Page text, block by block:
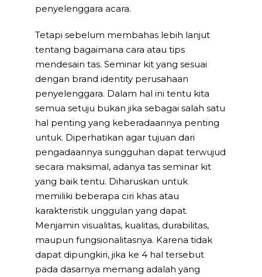
penyelenggara acara.
Tetapi sebelum membahas lebih lanjut
tentang bagaimana cara atau tips
mendesain tas. Seminar kit yang sesuai
dengan brand identity perusahaan
penyelenggara. Dalam hal ini tentu kita
semua setuju bukan jika sebagai salah satu
hal penting yang keberadaannya penting
untuk. Diperhatikan agar tujuan dari
pengadaannya sungguhan dapat terwujud
secara maksimal, adanya tas seminar kit
yang baik tentu. Diharuskan untuk
memiliki beberapa ciri khas atau
karakteristik unggulan yang dapat.
Menjamin visualitas, kualitas, durabilitas,
maupun fungsionalitasnya. Karena tidak
dapat dipungkiri, jika ke 4 hal tersebut
pada dasarnya memang adalah yang